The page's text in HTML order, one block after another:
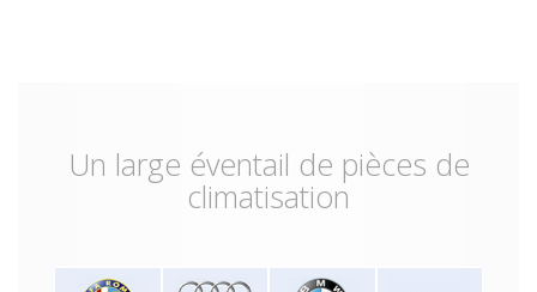
Un large éventail de pièces de
climatisation